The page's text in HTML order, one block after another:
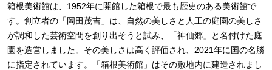
箱根美術館は、1952年に開館した箱根で最も歴史のある美術館で
す。創立者の「岡田茂吉」は、自然の美しさと人工の庭園の美しさ
が調和した芸術空間を創り出そうと試み、「神仙郷」と名付けた庭
園を造営しました。その美しさは高く評価され、2021年に国の名勝
に指定されています。「箱根美術館」はその敷地内に建造されまし